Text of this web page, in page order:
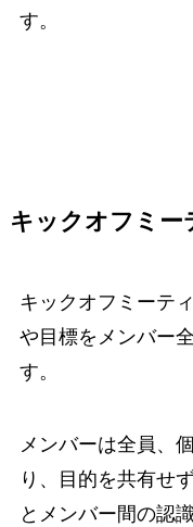
す。
キックオフミー
キックオフミーテ
や目標をメンバー
す。
メンバーは全員、
り、目的を共有せ
とメンバー間の認